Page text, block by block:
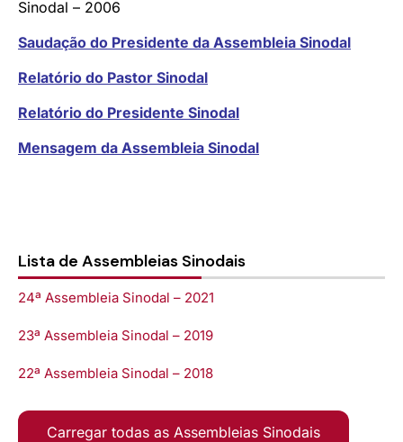
Sinodal – 2006
Saudação do Presidente da Assembleia Sinodal
Relatório do Pastor Sinodal
Relatório do Presidente Sinodal
Mensagem da Assembleia Sinodal
Lista de Assembleias Sinodais
24ª Assembleia Sinodal – 2021
23ª Assembleia Sinodal – 2019
22ª Assembleia Sinodal – 2018
Carregar todas as Assembleias Sinodais